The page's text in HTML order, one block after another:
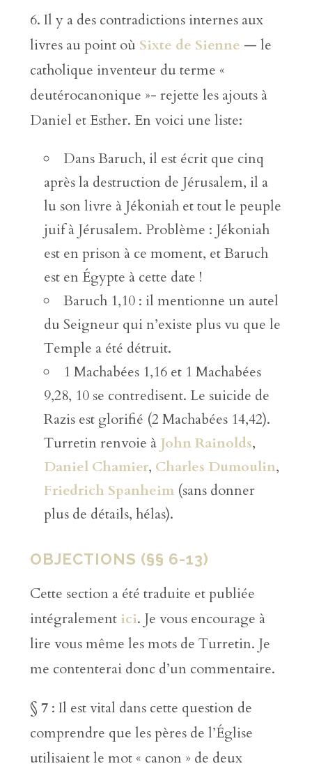
6. Il y a des contradictions internes aux
livres au point où Sixte de Sienne — le
catholique inventeur du terme «
deutérocanonique »- rejette les ajouts à
Daniel et Esther. En voici une liste:
Dans Baruch, il est écrit que cinq
après la destruction de Jérusalem, il a
lu son livre à Jékoniah et tout le peuple
juif à Jérusalem. Problème : Jékoniah
est en prison à ce moment, et Baruch
est en Égypte à cette date !
Baruch 1,10 : il mentionne un autel
du Seigneur qui n’existe plus vu que le
Temple a été détruit.
1 Machabées 1,16 et 1 Machabées
9,28, 10 se contredisent. Le suicide de
Razis est glorifié (2 Machabées 14,42).
Turretin renvoie à John Rainolds,
Daniel Chamier, Charles Dumoulin,
Friedrich Spanheim(sans donner
plus de détails, hélas).
OBJECTIONS (§§ 6-13)
Cette section a été traduite et publiée
intégralement ici. Je vous encourage à
lire vous même les mots de Turretin. Je
me contenterai donc d’un commentaire.
§ 7: Il est vital dans cette question de
comprendre que les pères de l’Église
utilisaient le mot « canon » de deux